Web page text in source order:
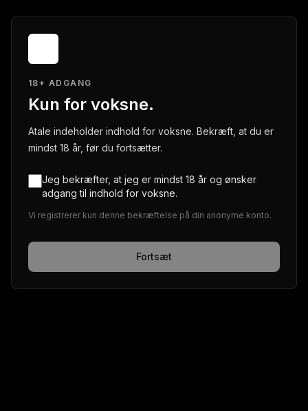
18+ ADGANG
Kun for voksne.
Atale indeholder indhold for voksne. Bekræft, at du er
mindst 18 år, før du fortsætter.
Jeg bekræfter, at jeg er mindst 18 år og ønsker
adgang til indhold for voksne.
Vi registrerer kun denne bekræftelse på din anonyme konto.
Fortsæt